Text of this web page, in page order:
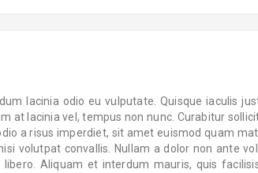
lacinia odio eu vulputate. Quisque iaculis
at lacinia vel, tempus non nunc. Curabitur
a risus imperdiet, sit amet euismod quam
volutpat convallis. Nullam a dolor non ante
Aliquam et interdum mauris, quis